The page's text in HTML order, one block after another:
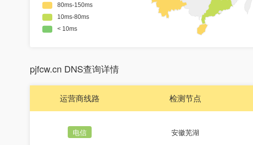
pjfcw.cn DNS查询详情
运营商线路 检测节点
电信 安徽芜湖